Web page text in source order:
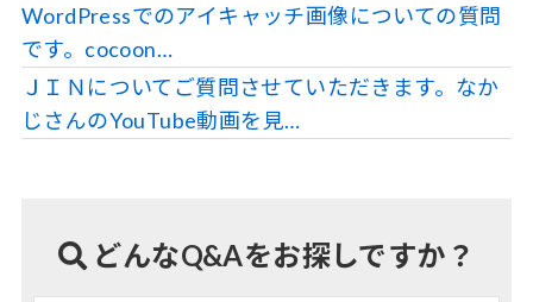
WordPressでのアイキャッチ画像についての質問
です。cocoon…
ＪＩＮについてご質問させていただきます。なか
じさんのYouTube動画を見…
どんなQ&Aをお探しですか？